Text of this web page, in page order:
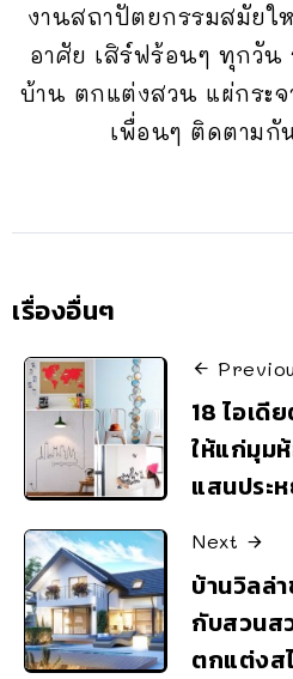
งานสถาปัตยกรรมสมัยใ
อาศัย เสิร์ฟร้อนๆ ทุกวัน
บ้าน ตกแต่งสวน แผ่กระจ
เพื่อนๆ ติดตามกั
เรื่องอื่นๆ
18 ไอเดี
ให้แก่มุม
แสนประ
Next
บ้านวิลล่
กับสวนส
ตกแต่งส